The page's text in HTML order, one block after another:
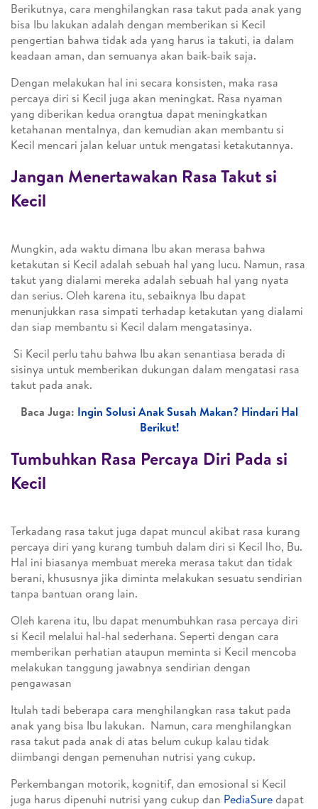
Berikutnya, cara menghilangkan rasa takut pada anak yang
bisa Ibu lakukan adalah dengan memberikan si Kecil
pengertian bahwa tidak ada yang harus ia takuti, ia dalam
keadaan aman, dan semuanya akan baik-baik saja.
Dengan melakukan hal ini secara konsisten, maka rasa
percaya diri si Kecil juga akan meningkat. Rasa nyaman
yang diberikan kedua orangtua dapat meningkatkan
ketahanan mentalnya, dan kemudian akan membantu si
Kecil mencari jalan keluar untuk mengatasi ketakutannya.
Jangan Menertawakan Rasa Takut si
Kecil
Mungkin, ada waktu dimana Ibu akan merasa bahwa
ketakutan si Kecil adalah sebuah hal yang lucu. Namun, rasa
takut yang dialami mereka adalah sebuah hal yang nyata
dan serius. Oleh karena itu, sebaiknya Ibu dapat
menunjukkan rasa simpati terhadap ketakutan yang dialami
dan siap membantu si Kecil dalam mengatasinya.
Si Kecil perlu tahu bahwa Ibu akan senantiasa berada di
sisinya untuk memberikan dukungan dalam mengatasi rasa
takut pada anak.
Baca Juga: Ingin Solusi Anak Susah Makan? Hindari Hal
Berikut!
Tumbuhkan Rasa Percaya Diri Pada si
Kecil
Terkadang rasa takut juga dapat muncul akibat rasa kurang
percaya diri yang kurang tumbuh dalam diri si Kecil lho, Bu.
Hal ini biasanya membuat mereka merasa takut dan tidak
berani, khususnya jika diminta melakukan sesuatu sendirian
tanpa bantuan orang lain.
Oleh karena itu, Ibu dapat menumbuhkan rasa percaya diri
si Kecil melalui hal-hal sederhana. Seperti dengan cara
memberikan perhatian ataupun meminta si Kecil mencoba
melakukan tanggung jawabnya sendirian dengan
pengawasan
Itulah tadi beberapa cara menghilangkan rasa takut pada
anak yang bisa Ibu lakukan. Namun, cara menghilangkan
rasa takut pada anak di atas belum cukup kalau tidak
diimbangi dengan pemenuhan nutrisi yang cukup.
Perkembangan motorik, kognitif, dan emosional si Kecil
juga harus dipenuhi nutrisi yang cukup dan PediaSuredapat